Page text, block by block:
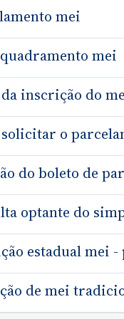
mei
mei
inscrição do
solicitar o
do boleto de
optante do
estadual mei -
de mei